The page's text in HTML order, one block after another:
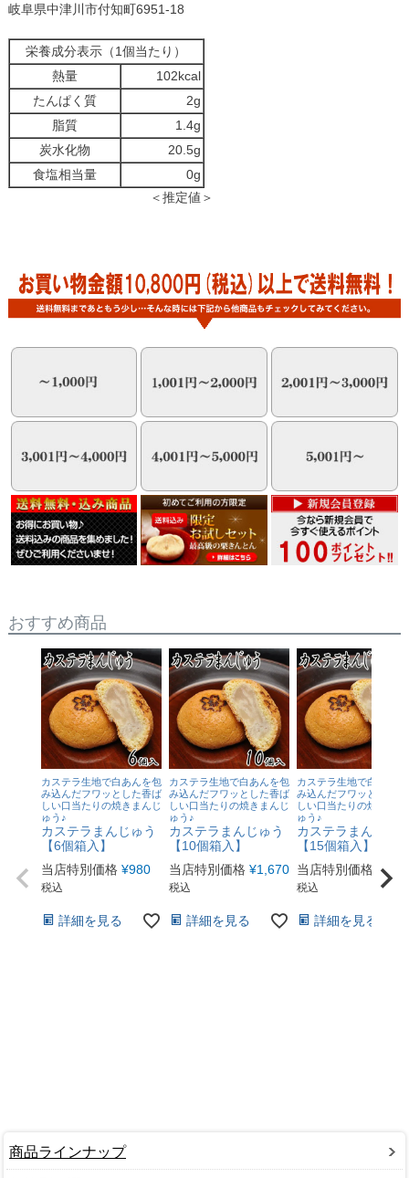
岐阜県中津川市付知町6951-18
栄養成分表示（1個当たり）
熱量
102kcal
たんぱく質
2g
脂質
1.4g
炭水化物
20.5g
食塩相当量
0g
＜推定値＞
おすすめ商品
カステラ生地で白あんを包
み込んだフワッとした香ば
しい口当たりの焼きまんじ
ゅう♪
カステラまんじゅう
【6個箱入】
当店特別価格 ¥980
税込
詳細を見る
カステラ生地で白あんを包
み込んだフワッとした香ば
しい口当たりの焼きまんじ
ゅう♪
カステラまんじゅう
【10個箱入】
当店特別価格 ¥1,670
税込
詳細を見る
カステラ生地で白あんを
み込んだフワッとした香
しい口当たりの焼きまん
ゅう♪
カステラまんじゅ
【15個箱入】
当店特別価格
¥
税込
詳細を見る
商品ラインナップ